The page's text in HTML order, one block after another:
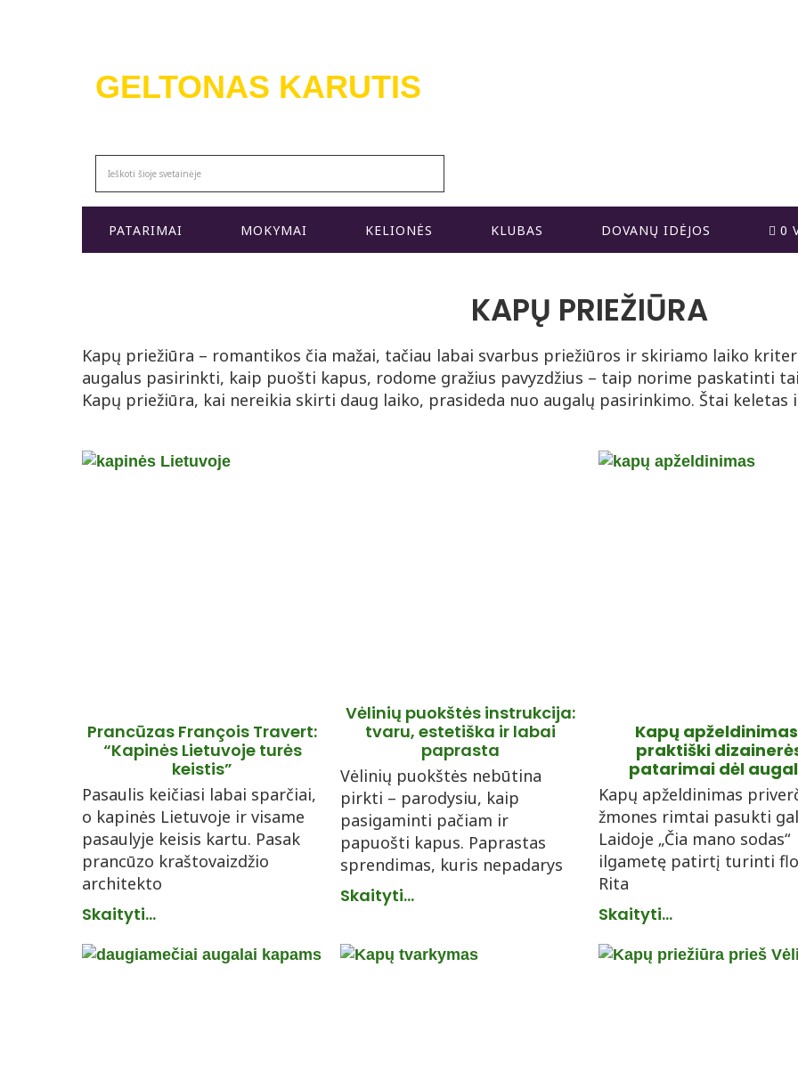
GELTONAS KARUTIS
PATARIMAI MOKYMAI KELIONĖS KLUBAS DOVANŲ IDĖJOS 0
KAPŲ PRIEŽIŪRA
Kapų priežiūra – romantikos čia mažai, tačiau labai svarbus priežiūros ir skiriamo laiko
augalus pasirinkti, kaip puošti kapus, rodome gražius pavyzdžius – taip norime paskatinti
Kapų priežiūra, kai nereikia skirti daug laiko, prasideda nuo augalų pasirinkimo. Štai keletas
Prancūzas François Travert:
“Kapinės Lietuvoje turės
keistis”
Pasaulis keičiasi labai sparčiai,
o kapinės Lietuvoje ir visame
pasaulyje keisis kartu. Pasak
prancūzo kraštovaizdžio
architekto
Skaityti...
Vėlinių puokštės instrukcija:
tvaru, estetiška ir labai
paprasta
Vėlinių puokštės nebūtina
pirkti – parodysiu, kaip
pasigaminti pačiam ir
papuošti kapus. Paprastas
sprendimas, kuris nepadarys
Skaityti...
Kapų
praktiški
patarimai dėl
Kapų apželdinimas
žmones rimtai pasukti
Laidoje „Čia mano sodas“
ilgametę patirtį turinti
Rita
Skaityti...